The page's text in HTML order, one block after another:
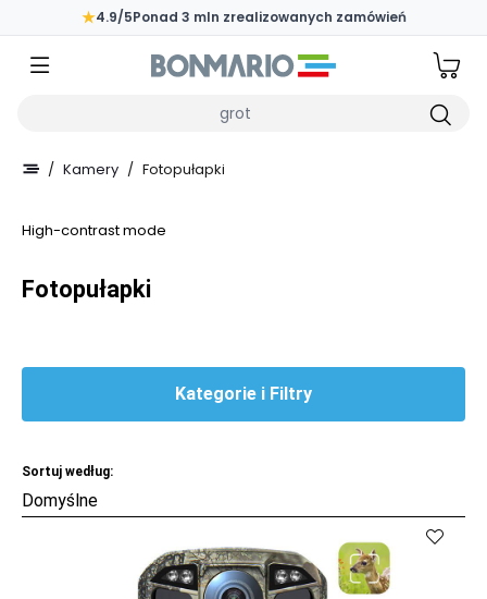
Przejdź do głównej zawartości strony
★4.9/5Ponad 3 mln zrealizowanych zamówień
/ Kamery / Fotopułapki
High-contrast mode
Fotopułapki
Kategorie i Filtry
Sortuj według:
Porównaj